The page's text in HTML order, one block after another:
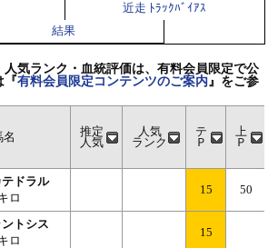
近走 ﾄﾗｯｸﾊﾞｲｱｽ
結果
気ランク・血統評価は、有料会員限定で公
『有料会員限定コンテンツのご案内 』をご参
名
推定
人気
人気
ランク
テ
Ｐ
上
Ｐ
テドラル
ロ
15 50
トシス
ロ
15